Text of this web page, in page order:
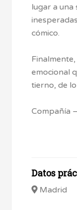
lugar a una
cómico.
emocional
tierno, de
Compañía –
Datos
Madrid